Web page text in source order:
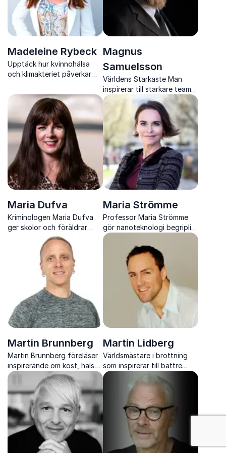
Madeleine Rybeck
Upptäck hur kvinnohälsa
och klimakteriet påverkar
strategier för en hållbar,
produktiv arbetsplats.
Magnus
Samuelsson
Världens Starkaste Man
inspirerar till starkare team,
bättre hälsa och ökad
mental uthållighet i
arbetslivet.
Maria Dufva
Kriminologen Maria Dufva
ger skolor och föräldrar
kunskap om nätsäkerhet,
droger, samtycke och unga
relationer i en digital tid.
Maria Strömme
Professor Maria Strömme
gör nanoteknologi begriplig
och visar hur den kan
förändra sjukvård, industri
och vårt sätt att leva.
Martin Brunnberg
Martin Brunnberg föreläser
inspirerande om kost, hälsa
och prestation och ger
konkreta insikter som hjälper
människor att må bättre.
Martin Lidberg
Världsmästare i brottning
som inspirerar till bättre
hälsa, starkare motivation
och prestation i både
arbete och vardag.
: Hälsa